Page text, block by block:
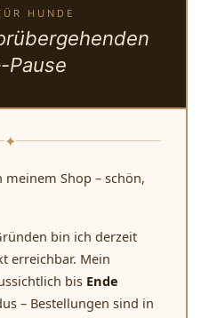
HUNDE
Pause
✦
Shop – schön,
bin ich derzeit
erreichbar. Mein
bis Ende
– Bestellungen sind in